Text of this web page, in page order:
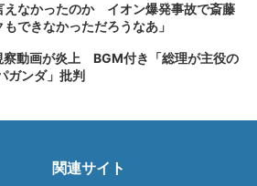
えなかったのか イオン爆発事故で斎藤
できなかっただろうなあ」
察動画が炎上 BGM付き「総理が主役の
ガンダ」批判
関連サイト